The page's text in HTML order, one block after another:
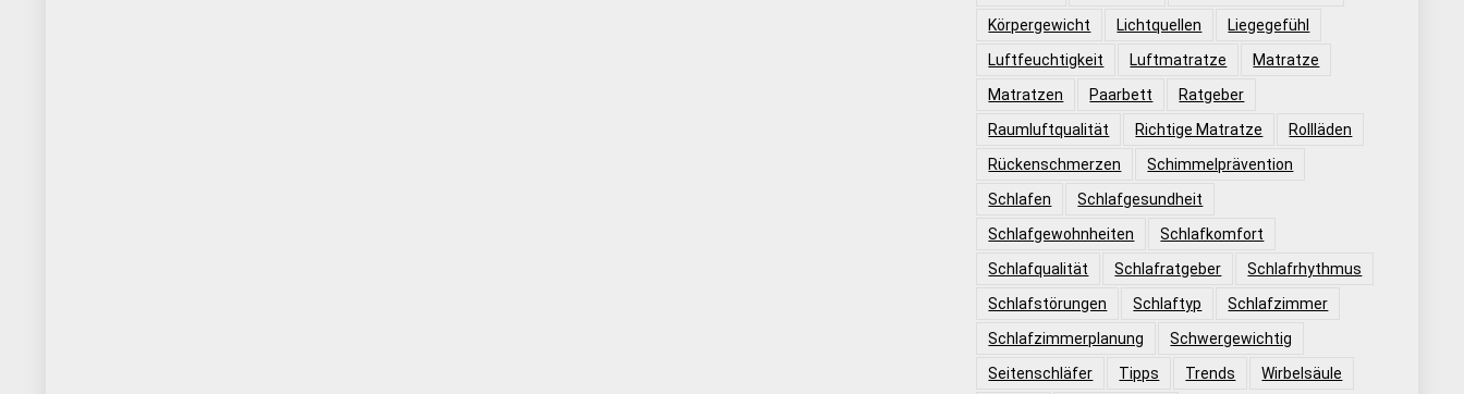
Körpergewicht
Lichtquellen
Liegegefühl
Luftfeuchtigkeit
Luftmatratze
Matratze
Matratzen
Paarbett
Ratgeber
Raumluftqualität
Richtige Matratze
Rollläden
Rückenschmerzen
Schimmelprävention
Schlafen
Schlafgesundheit
Schlafgewohnheiten
Schlafkomfort
Schlafqualität
Schlafratgeber
Schlafrhythmus
Schlafstörungen
Schlaftyp
Schlafzimmer
Schlafzimmerplanung
Schwergewichtig
Seitenschläfer
Tipps Trends Wirbelsäule